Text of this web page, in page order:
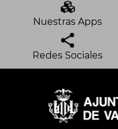
Nuestras Apps
Redes Sociales